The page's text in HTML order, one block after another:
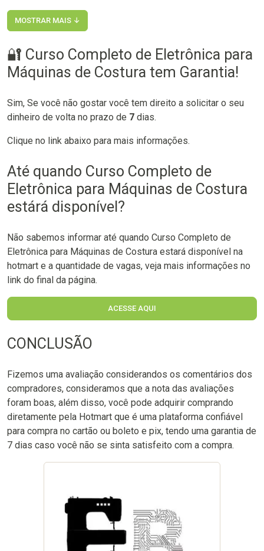
MOSTRAR MAIS ↓
🔐 Curso Completo de Eletrônica para
Máquinas de Costura tem Garantia!
Sim, Se você não gostar você tem direito a solicitar o seu
dinheiro de volta no prazo de 7 dias.
Clique no link abaixo para mais informações.
Até quando Curso Completo de
Eletrônica para Máquinas de Costura
estárá disponível?
Não sabemos informar até quando Curso Completo de
Eletrônica para Máquinas de Costura estará disponível na
hotmart e a quantidade de vagas, veja mais informações no
link do final da página.
ACESSE AQUI
CONCLUSÃO
Fizemos uma avaliação considerandos os comentários dos
compradores, consideramos que a nota das avaliações
foram boas, além disso, você pode adquirir comprando
diretamente pela Hotmart que é uma plataforma confiável
para compra no cartão ou boleto e pix, tendo uma garantia de
7 dias caso você não se sinta satisfeito com a compra.